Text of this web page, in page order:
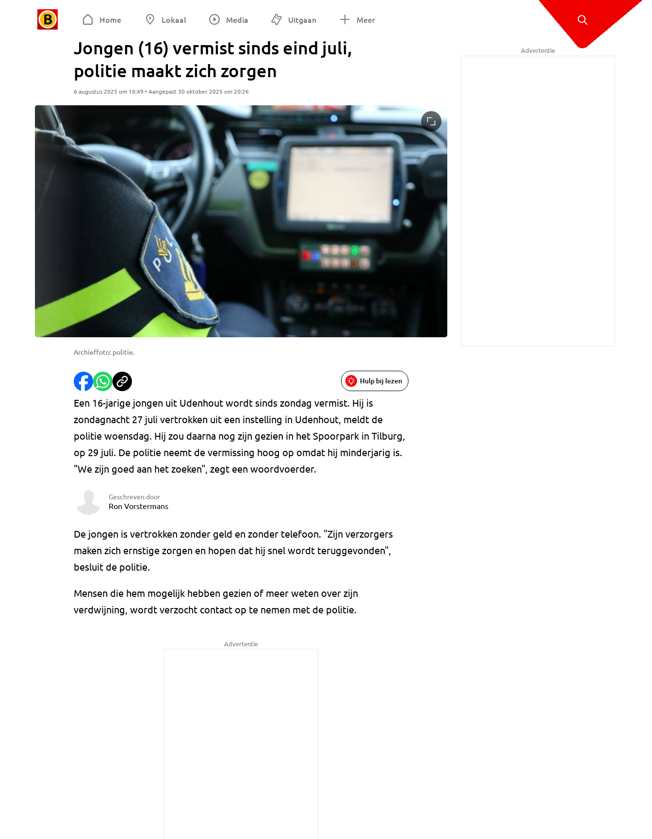
Home Lokaal Media Uitgaan Meer
Jongen (16) vermist sinds eind juli,
politie maakt zich zorgen
6 augustus 2025 om 16:49 • Aangepast 30 oktober 2025 om 20:26
Archieffoto: politie.
Hulp bij lezen
Een 16-jarige jongen uit Udenhout wordt sinds zondag vermist. Hij is
zondagnacht 27 juli vertrokken uit een instelling in Udenhout, meldt de
politie woensdag. Hij zou daarna nog zijn gezien in het Spoorpark in Tilburg,
op 29 juli. De politie neemt de vermissing hoog op omdat hij minderjarig is.
"We zijn goed aan het zoeken", zegt een woordvoerder.
Geschreven door
Ron Vorstermans
De jongen is vertrokken zonder geld en zonder telefoon. "Zijn verzorgers
maken zich ernstige zorgen en hopen dat hij snel wordt teruggevonden",
besluit de politie.
Mensen die hem mogelijk hebben gezien of meer weten over zijn
verdwijning, wordt verzocht contact op te nemen met de politie.
Advertentie
Advertentie